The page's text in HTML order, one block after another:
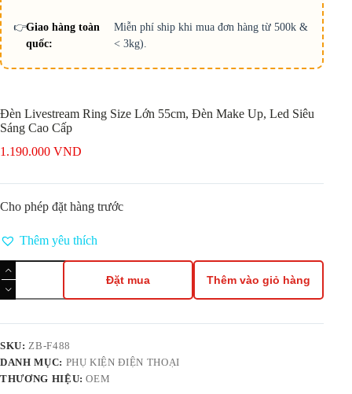
👉Giao hàng toàn
quốc:
Miễn phí ship khi mua đơn hàng từ 500k &
< 3kg).
Đèn Livestream Ring Size Lớn 55cm, Đèn Make Up, Led Siêu
Sáng Cao Cấp
1.190.000 VND
Cho phép đặt hàng trước
Thêm yêu thích
Đèn
Livestream
Ring
Đèn
Make
Up,
Led
Đặt mua Thêm vào giỏ hàng
SKU:ZB-F488
DANH MỤC: PHỤ KIỆN ĐIỆN THOẠI
THƯƠNG HIỆU:OEM